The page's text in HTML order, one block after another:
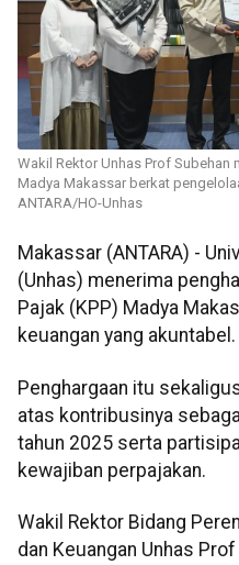
Wakil Rektor Unhas Prof Subehan
Madya Makassar berkat
ANTARA/HO-Unhas
Makassar (ANTARA) -
(Unhas) menerima
Pajak (KPP) Madya
keuangan yang akuntabel.
Penghargaan itu
atas kontribusinya
tahun 2025 serta
kewajiban perpajakan.
Wakil Rektor Bidang
dan Keuangan Unhas